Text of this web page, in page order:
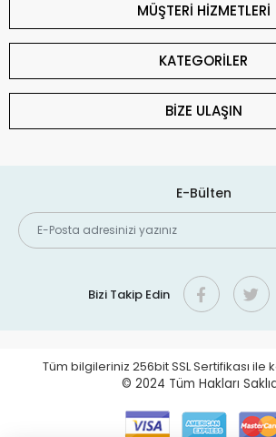
MÜŞTERİ HİZMETLERİ
KATEGORİLER
BİZE ULAŞIN
E-Bülten
Bizi Takip Edin
Tüm bilgileriniz 256bit SSL Sertifikası ile
© 2024 Tüm Hakları